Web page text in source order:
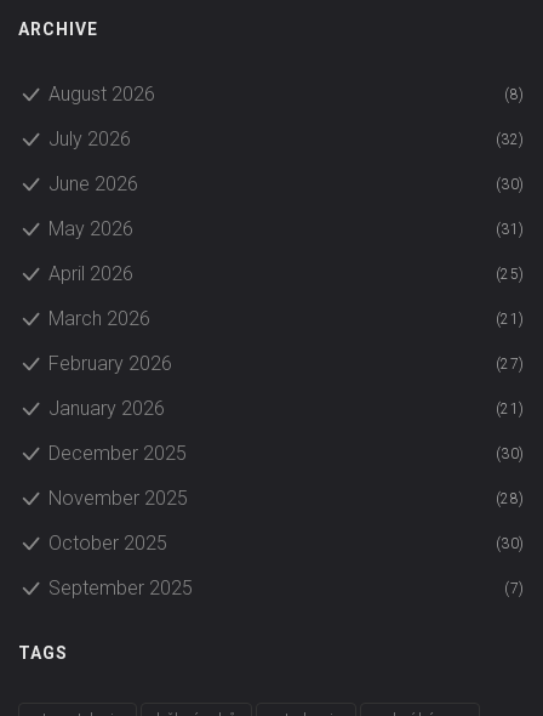
ARCHIVE
August 2026 (8)
July 2026 (32)
June 2026 (30)
May 2026 (31)
April 2026 (25)
March 2026 (21)
February 2026 (27)
January 2026 (21)
December 2025 (30)
November 2025 (28)
October 2025 (30)
September 2025 (7)
TAGS